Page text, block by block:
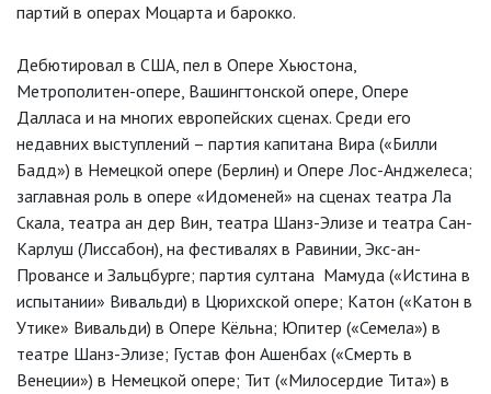
партий в операх Моцарта и барокко.
Дебютировал в США, пел в Опере Хьюстона,
Метрополитен-опере, Вашингтонской опере, Опере
Далласа и на многих европейских сценах. Среди его
недавних выступлений – партия капитана Вира («Билли
Бадд») в Немецкой опере (Берлин) и Опере Лос-Анджелеса;
заглавная роль в опере «Идоменей» на сценах театра Ла
Скала, театра ан дер Вин, театра Шанз-Элизе и театра Сан-
Карлуш (Лиссабон), на фестивалях в Равинии, Экс-ан-
Провансе и Зальцбурге; партия султана Мамуда («Истина в
испытании» Вивальди) в Цюрихской опере; Катон («Катон в
Утике» Вивальди) в Опере Кёльна; Юпитер («Семела») в
театре Шанз-Элизе; Густав фон Ашенбах («Смерть в
Венеции») в Немецкой опере; Тит («Милосердие Тита») в